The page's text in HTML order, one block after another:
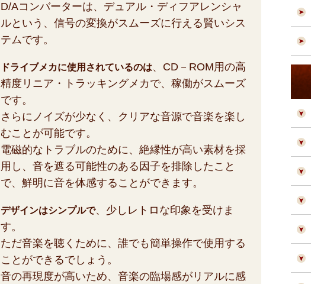
D/Aコンバーターは、デュアル・ディフアレンシャ
ルという、信号の変換がスムーズに行える賢いシス
テムです。
ドライブメカに使用されているのは、CD－ROM用の高
精度リニア・トラッキングメカで、稼働がスムーズ
です。
さらにノイズが少なく、クリアな音源で音楽を楽し
むことが可能です。
電磁的なトラブルのために、絶縁性が高い素材を採
用し、音を遮る可能性のある因子を排除したこと
で、鮮明に音を体感することができます。
デザインはシンプルで、少しレトロな印象を受けま
す。
ただ音楽を聴くために、誰でも簡単操作で使用する
ことができるでしょう。
音の再現度が高いため、音楽の臨場感がリアルに感